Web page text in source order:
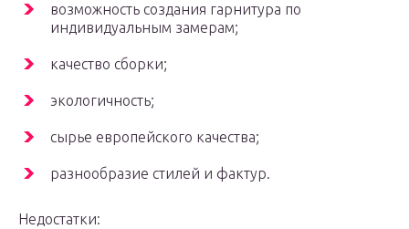
возможность создания гарнитура по
индивидуальным замерам;
качество сборки;
экологичность;
сырье европейского качества;
разнообразие стилей и фактур.
Недостатки: